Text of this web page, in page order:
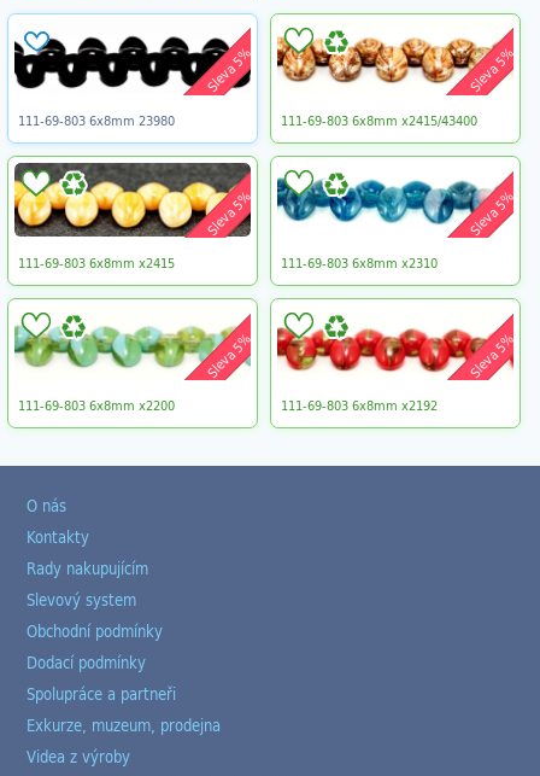
Sleva 5%
111-69-803 6x8mm 23980
Sleva 5%
111-69-803 6x8mm x2415/43400
Sleva 5%
111-69-803 6x8mm x2415
Sleva 5%
111-69-803 6x8mm x2310
Sleva 5%
111-69-803 6x8mm x2200
Sleva 5%
111-69-803 6x8mm x2192
O nás
Kontakty
Rady nakupujícím
Slevový system
Obchodní podmínky
Dodací podmínky
Spolupráce a partneři
Exkurze, muzeum, prodejna
Videa z výroby